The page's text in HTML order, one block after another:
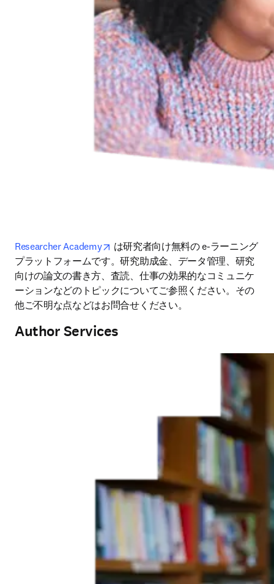
Researcher Academy opens in new tab/window
は研究者向け無料の e-ラーニング
プラットフォームです。研究助成金、データ管理、研究
向けの論文の書き方、査読、仕事の効果的なコミュニケ
ーションなどのトピックについてご参照ください。その
他ご不明な点などはお問合せください。
Author Services